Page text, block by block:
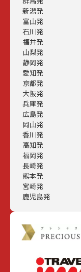
新潟発
富山発
石川発
福井発
山梨発
静岡発
愛知発
京都発
大阪発
兵庫発
広島発
岡山発
香川発
高知発
福岡発
長崎発
熊本発
宮崎発
鹿児島発